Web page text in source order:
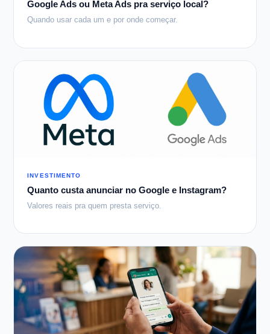
Google Ads ou Meta Ads pra serviço local?
Quando usar cada um e por onde começar.
INVESTIMENTO
Quanto custa anunciar no Google e Instagram?
Valores reais pra quem presta serviço.